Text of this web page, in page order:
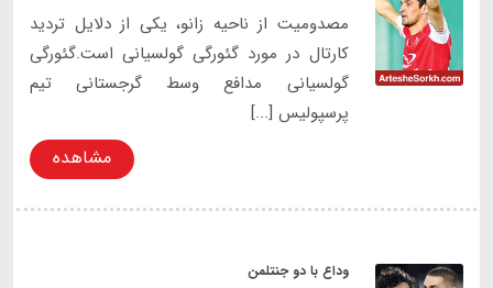
مصدومیت از ناحیه زانو، یکی از دلایل تردید
کارتال در مورد گئورگی گولسیانی است.گئورگی
گولسیانی مدافع وسط گرجستانی تیم
پرسپولیس [...]
مشاهده
وداع با دو جنتلمن